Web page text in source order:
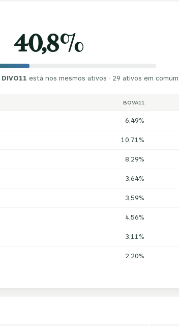
40,8%
DIVO11 está nos mesmos ativos · 29 ativos em comum
BOVA11
6,49%
10,71%
8,29%
3,64%
3,59%
4,56%
3,11%
2,20%